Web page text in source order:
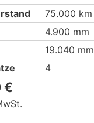
75.000 km
4.900 mm
19.040 mm
4
€